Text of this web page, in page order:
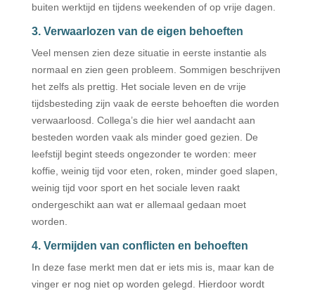
buiten werktijd en tijdens weekenden of op vrije dagen.
3. Verwaarlozen van de eigen behoeften
Veel mensen zien deze situatie in eerste instantie als
normaal en zien geen probleem. Sommigen beschrijven
het zelfs als prettig. Het sociale leven en de vrije
tijdsbesteding zijn vaak de eerste behoeften die worden
verwaarloosd. Collega’s die hier wel aandacht aan
besteden worden vaak als minder goed gezien. De
leefstijl begint steeds ongezonder te worden: meer
koffie, weinig tijd voor eten, roken, minder goed slapen,
weinig tijd voor sport en het sociale leven raakt
ondergeschikt aan wat er allemaal gedaan moet
worden.
4. Vermijden van conflicten en behoeften
In deze fase merkt men dat er iets mis is, maar kan de
vinger er nog niet op worden gelegd. Hierdoor wordt